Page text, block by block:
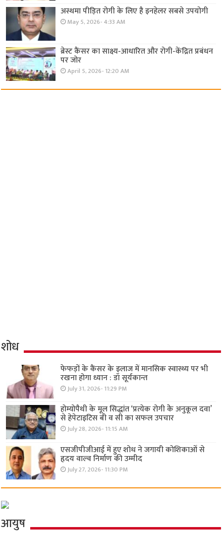
अस्थमा पीड़ित रोगी के लिए है इनहेलर सबसे उपयोगी
May 5, 2026- 4:33 AM
ब्रेस्ट कैंसर का साक्ष्य-आधारित और रोगी-केंद्रित प्रबंधन
पर जोर
April 5, 2026- 12:20 AM
शोध
फेफड़ों के कैंसर के इलाज में मानसिक स्वास्थ्य पर भी
रखना होगा ध्यान : डॉ सूर्यकान्त
July 31, 2026- 11:29 PM
होम्योपैथी के मूल सिद्धांत ‘प्रत्येक रोगी केे अनुकूल दवा’
से हेपेटाइटिस बी व सी का सफल उपचार
July 28, 2026- 11:15 AM
एसजीपीजीआई में हुए शोध ने जगायी कोशिकाओं से
हृदय वाल्व निर्माण की उम्मीद
July 27, 2026- 11:30 PM
आयुष